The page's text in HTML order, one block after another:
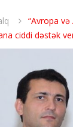
“Avropa
ciddi dəstək